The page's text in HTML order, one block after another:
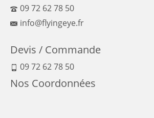
09 72 62 78 50
info@flyingeye.fr
Devis / Commande
09 72 62 78 50
Nos Coordonnées